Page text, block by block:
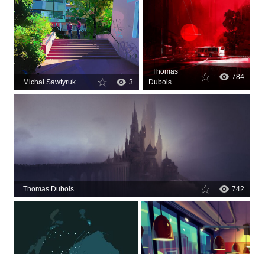
Michał Sawtyruk 3
Thomas
Dubois
784
Thomas Dubois 742